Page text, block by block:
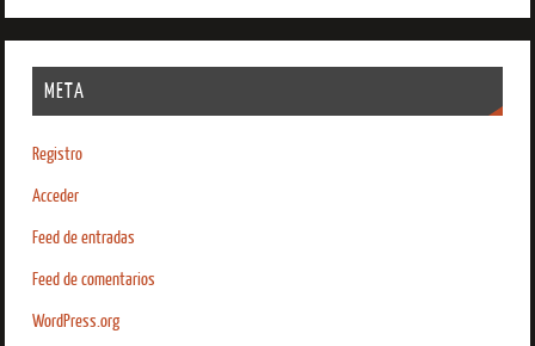
META
Registro
Acceder
Feed de entradas
Feed de comentarios
WordPress.org